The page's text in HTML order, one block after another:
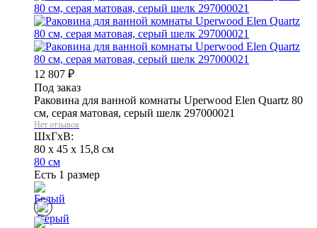
12 807 ₽
Под заказ
Раковина для ванной комнаты Uperwood Elen Quartz 80
см, серая матовая, серый шелк 297000021
Нет отзывов
ШхГхВ:
80 x 45 x 15,8 см
80 см
Есть 1 размер